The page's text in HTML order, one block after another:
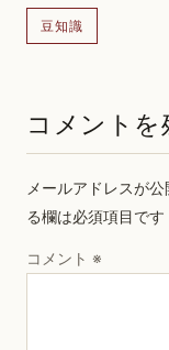
豆知識
コメントを
メールアドレスが
る欄は必須項目です
コメント ※